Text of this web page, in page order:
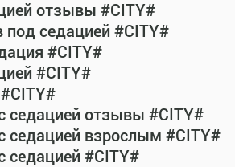
отзывы #CITY#
под седацией #CITY#
#CITY#
#CITY#
седацией отзывы #CITY#
седацией взрослым #CITY#
седацией #CITY#